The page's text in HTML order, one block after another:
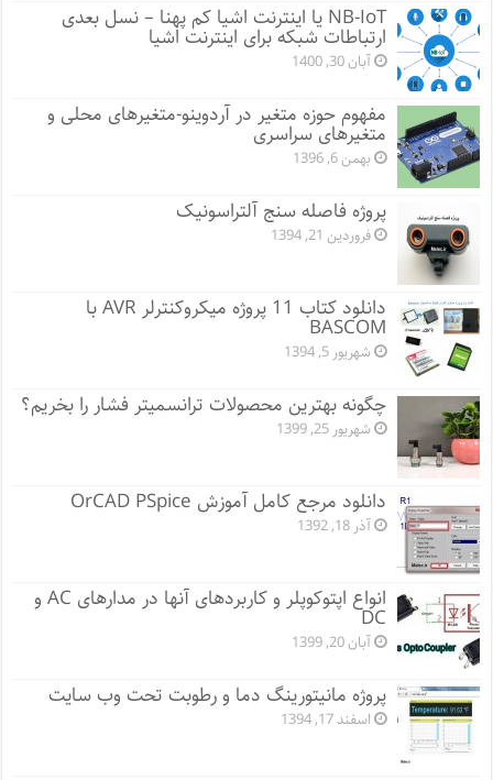
NB-IoT یا اینترنت اشیا کم پهنا – نسل بعدی
ارتباطات شبکه برای اینترنت اشیا
آبان 30, 1400
مفهوم حوزه متغیر در آردوینو-متغیرهای محلی و
متغیرهای سراسری
بهمن 6, 1396
پروژه فاصله سنج آلتراسونیک
فروردین 21, 1394
دانلود کتاب 11 پروژه میکروکنترلر AVR با
BASCOM
شهریور 5, 1394
چگونه بهترین محصولات ترانسمیتر فشار را بخریم؟
شهریور 25, 1399
دانلود مرجع کامل آموزش OrCAD PSpice
آذر 18, 1392
انواع اپتوکوپلر و کاربردهای آنها در مدارهای AC و
DC
آبان 20, 1399
پروژه مانيتورينگ دما و رطوبت تحت وب سایت
اسفند 17, 1394